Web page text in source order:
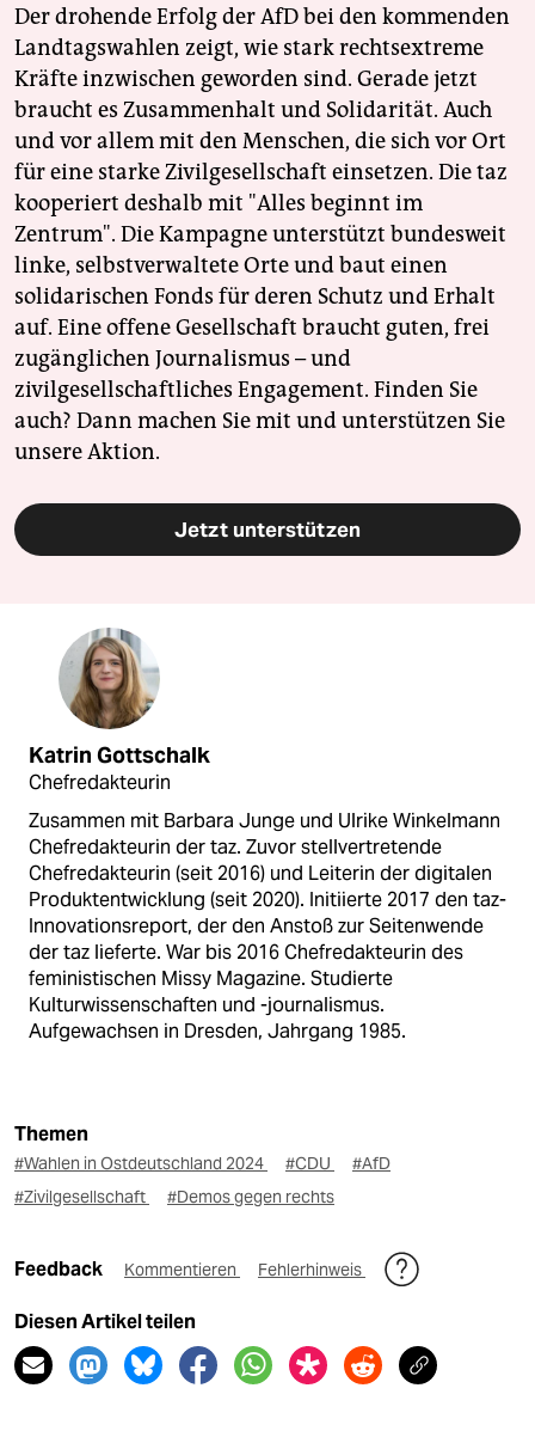
Der drohende Erfolg der AfD bei den kommenden
Landtagswahlen zeigt, wie stark rechtsextreme
Kräfte inzwischen geworden sind. Gerade jetzt
braucht es Zusammenhalt und Solidarität. Auch
und vor allem mit den Menschen, die sich vor Ort
für eine starke Zivilgesellschaft einsetzen. Die taz
kooperiert deshalb mit "Alles beginnt im
Zentrum". Die Kampagne unterstützt bundesweit
linke, selbstverwaltete Orte und baut einen
solidarischen Fonds für deren Schutz und Erhalt
auf. Eine offene Gesellschaft braucht guten, frei
zugänglichen Journalismus – und
zivilgesellschaftliches Engagement. Finden Sie
auch? Dann machen Sie mit und unterstützen Sie
unsere Aktion.
Jetzt unterstützen
Katrin Gottschalk
Chefredakteurin
Zusammen mit Barbara Junge und Ulrike Winkelmann
Chefredakteurin der taz. Zuvor stellvertretende
Chefredakteurin (seit 2016) und Leiterin der digitalen
Produktentwicklung (seit 2020). Initiierte 2017 den taz-
Innovationsreport, der den Anstoß zur Seitenwende
der taz lieferte. War bis 2016 Chefredakteurin des
feministischen Missy Magazine. Studierte
Kulturwissenschaften und -journalismus.
Aufgewachsen in Dresden, Jahrgang 1985.
Themen
#Wahlen in Ostdeutschland 2024 #CDU
#AfD
#Zivilgesellschaft
#Demos gegen rechts
Feedback Kommentieren Fehlerhinweis
Diesen Artikel teilen